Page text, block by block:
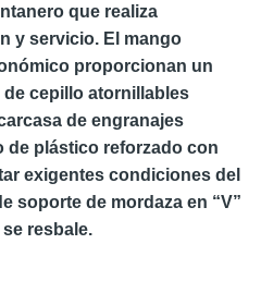
que realiza
y servicio. El mango
proporcionan un
cepillo atornillables
de engranajes
plástico reforzado con
exigentes condiciones del
soporte de mordaza en “V”
resbale.